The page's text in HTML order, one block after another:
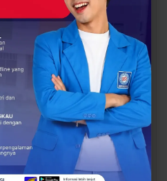
OPINI DOSEN
Pengembangan Dosen
sebagai Kunci
Transformasi
Pendidikan Tinggi di Era
Digital